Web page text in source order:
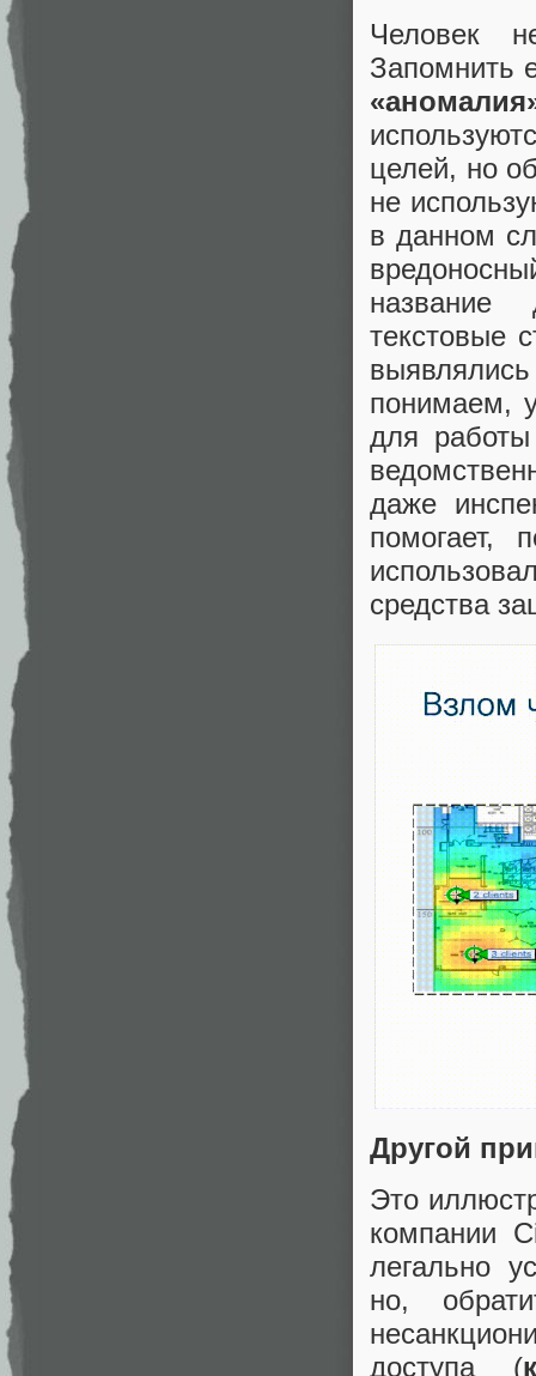
Человек
Запомнить
целей, но
не
в данном
название
текстовые
понимаем,
для работы
даже
помогает,
средства
Другой
Это
компании
легально
но,
доступа (